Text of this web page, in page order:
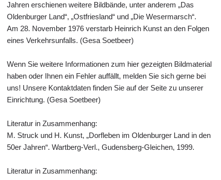
Jahren erschienen weitere Bildbände, unter anderem „Das
Oldenburger Land“, „Ostfriesland“ und „Die Wesermarsch“.
Am 28. November 1976 verstarb Heinrich Kunst an den Folgen
eines Verkehrsunfalls. (Gesa Soetbeer)
Wenn Sie weitere Informationen zum hier gezeigten Bildmaterial
haben oder Ihnen ein Fehler auffällt, melden Sie sich gerne bei
uns! Unsere Kontaktdaten finden Sie auf der Seite zu unserer
Einrichtung. (Gesa Soetbeer)
Literatur in Zusammenhang:
M. Struck und H. Kunst, „Dorfleben im Oldenburger Land in den
50er Jahren“. Wartberg-Verl., Gudensberg-Gleichen, 1999.
Literatur in Zusammenhang: